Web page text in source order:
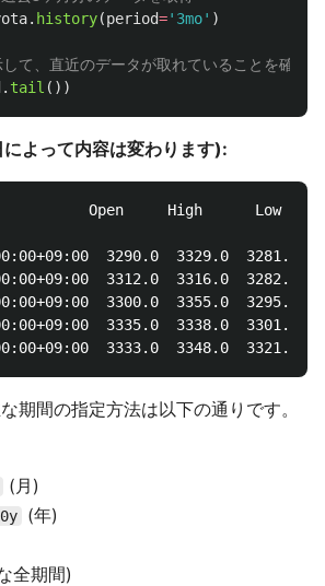
. history(period=' 3mo' )
. tail ())
よって内容は変わります):
Open     High      Low
3290.0  3329.0
3312.0  3316.0
3300.0  3355.0
3335.0  3338.0
期間の指定方法は以下の通りです。
(月)
(年)
全期間)